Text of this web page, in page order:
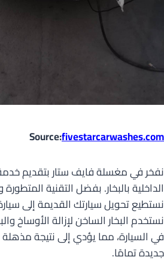
Source:fivestarcarwashes.com
نفخر في مغسلة فايف ستار بتقديم
الداخلية بالبخار. بفضل التقنية
نستطيع تحويل سيارتك القديمة إلى
نستخدم البخار الساخن لإزالة الأوساخ
في السيارة، مما يؤدي إلى نتيجة مذهلة
جديدة تمامًا.